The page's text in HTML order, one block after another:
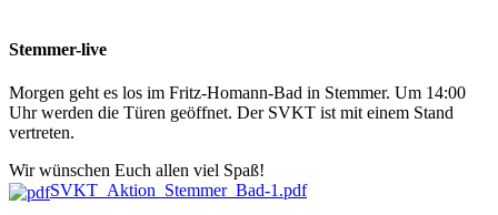
Stemmer-live
Morgen geht es los im Fritz-Homann-Bad in Stemmer. Um 14:00
Uhr werden die Türen geöffnet. Der SVKT ist mit einem Stand
vertreten.
Wir wünschen Euch allen viel Spaß!
SVKT_Aktion_Stemmer_Bad-1.pdf